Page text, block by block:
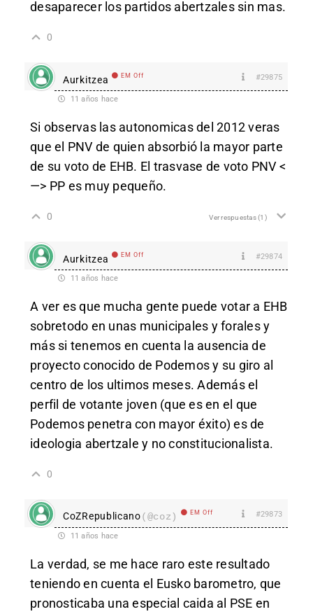
desaparecer los partidos abertzales sin mas.
0
Aurkitzea EM Off #29875
11 años hace
Si observas las autonomicas del 2012 veras
que el PNV de quien absorbió la mayor parte
de su voto de EHB. El trasvase de voto PNV <
—> PP es muy pequeño.
0 Ver respuestas(1)
Aurkitzea EM Off #29874
11 años hace
A ver es que mucha gente puede votar a EHB
sobretodo en unas municipales y forales y
más si tenemos en cuenta la ausencia de
proyecto conocido de Podemos y su giro al
centro de los ultimos meses. Además el
perfil de votante joven (que es en el que
Podemos penetra con mayor éxito) es de
ideologia abertzale y no constitucionalista.
0
CoZRepublicano(@coz) EM Off #29873
11 años hace
La verdad, se me hace raro este resultado
teniendo en cuenta el Eusko barometro, que
pronosticaba una especial caida al PSE en